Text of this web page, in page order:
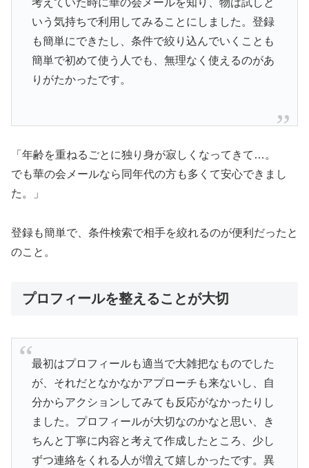
考えていた時に華の会メールを知り、物は試しと
いう気持ちで利用してみることにしました。登録
も簡単にできたし、条件で絞り込んでいくことも
簡単で初めて使う人でも、無理なく使えるのがあ
りがたかったです。
「年齢を重ねるごとに独り身が寂しくなってきて…。
でも華の会メールなら同年代の方も多くて安心できまし
た。」
登録も簡単で、条件検索で相手を絞れるのが便利だったと
のこと。
プロフィールを整えることが大切
最初はプロフィールも適当で大雑把なものでした
が、それだとなかなかアプローチも来ないし、自
分からアクションしてみても反応がなかったりし
ました。プロフィールが大切なのかなと思い、き
ちんと丁寧に内容と考えて作成したところ、少し
ずつ連絡をくれる人が増えて嬉しかったです。異